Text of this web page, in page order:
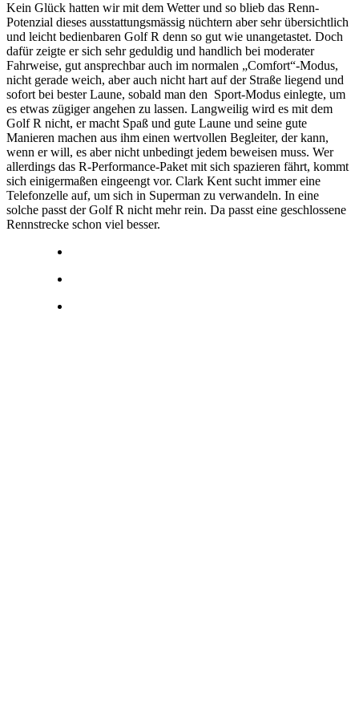
Kein Glück hatten wir mit dem Wetter und so blieb das Renn-
Potenzial dieses ausstattungsmässig nüchtern aber sehr übersichtlich
und leicht bedienbaren Golf R denn so gut wie unangetastet. Doch
dafür zeigte er sich sehr geduldig und handlich bei moderater
Fahrweise, gut ansprechbar auch im normalen „Comfort“-Modus,
nicht gerade weich, aber auch nicht hart auf der Straße liegend und
sofort bei bester Laune, sobald man den Sport-Modus einlegte, um
es etwas zügiger angehen zu lassen. Langweilig wird es mit dem
Golf R nicht, er macht Spaß und gute Laune und seine gute
Manieren machen aus ihm einen wertvollen Begleiter, der kann,
wenn er will, es aber nicht unbedingt jedem beweisen muss. Wer
allerdings das R-Performance-Paket mit sich spazieren fährt, kommt
sich einigermaßen eingeengt vor. Clark Kent sucht immer eine
Telefonzelle auf, um sich in Superman zu verwandeln. In eine
solche passt der Golf R nicht mehr rein. Da passt eine geschlossene
Rennstrecke schon viel besser.